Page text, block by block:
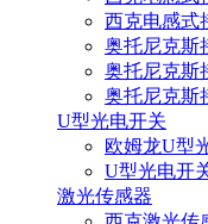
西克电感式
奥托尼克斯
奥托尼克斯
奥托尼克斯
U型光电开关
欧姆龙U型
U型光电开
激光传感器